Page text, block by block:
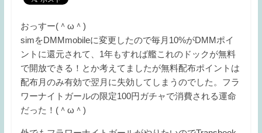
おっすー(＾ω＾)
simをDMMmobileに変更したので毎月10%がDMMポイ
ントに還元されて、1年もすれば艦これのドックが無料
で開放できる！とか考えてましたが無料配布ポイントは
配布月のみ有効で翌月に失効してしまうのでした。フラ
ワーナイトガールの限定100円ガチャで消費される運命
だった！(＾ω＾)